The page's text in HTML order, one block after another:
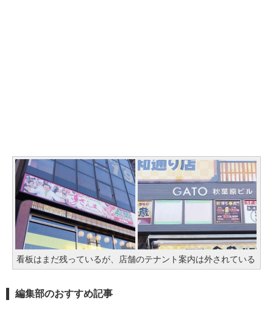
看板はまだ残っているが、店舗のテナント案内は外されている
編集部のおすすめ記事